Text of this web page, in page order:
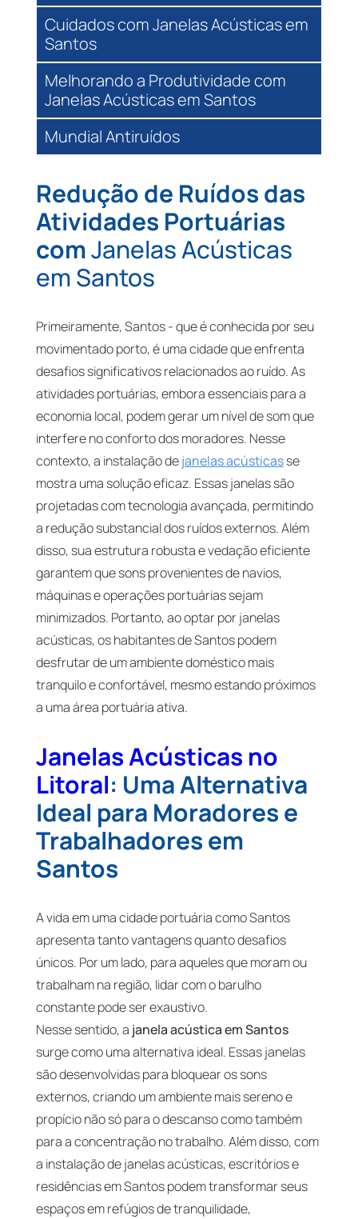
Cuidados com Janelas Acústicas em
Santos
Melhorando a Produtividade com
Janelas Acústicas em Santos
Mundial Antiruídos
Redução de Ruídos das
Atividades Portuárias
comJanelas Acústicas
em Santos
Primeiramente, Santos - que é conhecida por seu
movimentado porto, é uma cidade que enfrenta
desafios significativos relacionados ao ruído. As
atividades portuárias, embora essenciais para a
economia local, podem gerar um nível de som que
interfere no conforto dos moradores. Nesse
contexto, a instalação dejanelas acústicasse
mostra uma solução eficaz. Essas janelas são
projetadas com tecnologia avançada, permitindo
a redução substancial dos ruídos externos. Além
disso, sua estrutura robusta e vedação eficiente
garantem que sons provenientes de navios,
máquinas e operações portuárias sejam
minimizados. Portanto, ao optar por janelas
acústicas, os habitantes de Santos podem
desfrutar de um ambiente doméstico mais
tranquilo e confortável, mesmo estando próximos
a uma área portuária ativa.
Janelas Acústicas no
Litoral: Uma Alternativa
Ideal para Moradores e
Trabalhadores em
Santos
A vida em uma cidade portuária como Santos
apresenta tanto vantagens quanto desafios
únicos. Por um lado, para aqueles que moram ou
trabalham na região, lidar com o barulho
constante pode ser exaustivo.
Nesse sentido, a janela acústica em Santos
surge como uma alternativa ideal. Essas janelas
são desenvolvidas para bloquear os sons
externos, criando um ambiente mais sereno e
propício não só para o descanso como também
para a concentração no trabalho. Além disso, com
a instalação de janelas acústicas, escritórios e
residências em Santos podem transformar seus
espaços em refúgios de tranquilidade,